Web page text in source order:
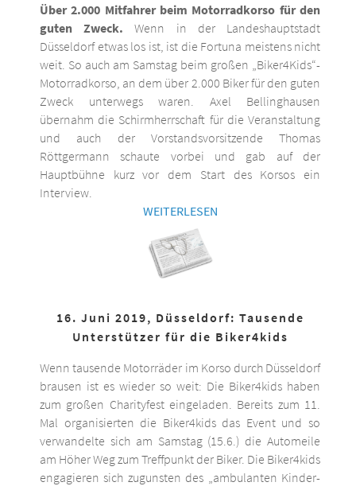
Über 2.000 Mitfahrer beim Motorradkorso für den
guten Zweck. Wenn in der Landeshauptstadt
Düsseldorf etwas los ist, ist die Fortuna meistens nicht
weit. So auch am Samstag beim großen „Biker4Kids“-
Motorradkorso, an dem über 2.000 Biker für den guten
Zweck unterwegs waren. Axel Bellinghausen
übernahm die Schirmherrschaft für die Veranstaltung
und auch der Vorstandsvorsitzende Thomas
Röttgermann schaute vorbei und gab auf der
Hauptbühne kurz vor dem Start des Korsos ein
Interview.
WEITERLESEN
16. Juni 2019, Düsseldorf: Tausende
Unterstützer für die Biker4kids
Wenn tausende Motorräder im Korso durch Düsseldorf
brausen ist es wieder so weit: Die Biker4kids haben
zum großen Charityfest eingeladen. Bereits zum 11.
Mal organisierten die Biker4kids das Event und so
verwandelte sich am Samstag (15.6.) die Automeile
am Höher Weg zum Treffpunkt der Biker. Die Biker4kids
engagieren sich zugunsten des „ambulanten Kinder-